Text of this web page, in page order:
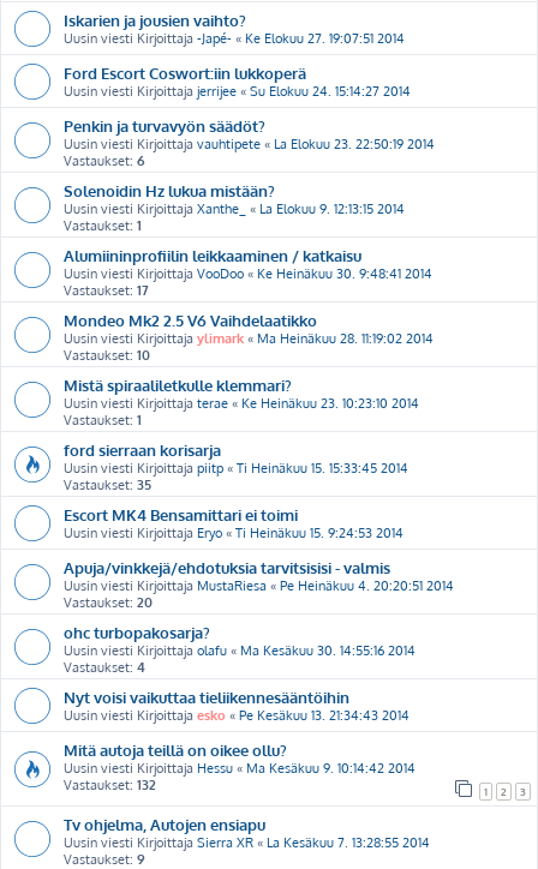
Iskarien ja jousien vaihto?
Uusin viesti Kirjoittaja -Japé- « Ke Elokuu 27. 19:07:51 2014
Ford Escort Coswort:iin lukkoperä
Uusin viesti Kirjoittaja jerrijee « Su Elokuu 24. 15:14:27 2014
Penkin ja turvavyön säädöt?
Uusin viesti Kirjoittaja vauhtipete « La Elokuu 23. 22:50:19 2014
Vastaukset: 6
Solenoidin Hz lukua mistään?
Uusin viesti Kirjoittaja Xanthe_ « La Elokuu 9. 12:13:15 2014
Vastaukset: 1
Alumiininprofiilin leikkaaminen / katkaisu
Uusin viesti Kirjoittaja VooDoo « Ke Heinäkuu 30. 9:48:41 2014
Vastaukset: 17
Mondeo Mk2 2.5 V6 Vaihdelaatikko
Uusin viesti Kirjoittaja ylimark « Ma Heinäkuu 28. 11:19:02 2014
Vastaukset: 10
Mistä spiraaliletkulle klemmari?
Uusin viesti Kirjoittaja terae « Ke Heinäkuu 23. 10:23:10 2014
Vastaukset: 1
ford sierraan korisarja
Uusin viesti Kirjoittaja piitp « Ti Heinäkuu 15. 15:33:45 2014
Vastaukset: 35
Escort MK4 Bensamittari ei toimi
Uusin viesti Kirjoittaja Eryo « Ti Heinäkuu 15. 9:24:53 2014
Apuja/vinkkejä/ehdotuksia tarvitsisisi - valmis
Uusin viesti Kirjoittaja MustaRiesa « Pe Heinäkuu 4. 20:20:51 2014
Vastaukset: 20
ohc turbopakosarja?
Uusin viesti Kirjoittaja olafu « Ma Kesäkuu 30. 14:55:16 2014
Vastaukset: 4
Nyt voisi vaikuttaa tieliikennesääntöihin
Uusin viesti Kirjoittaja esko « Pe Kesäkuu 13. 21:34:43 2014
Mitä autoja teillä on oikee ollu?
Uusin viesti Kirjoittaja Hessu « Ma Kesäkuu 9. 10:14:42 2014
Vastaukset: 132 1 2 3
Tv ohjelma, Autojen ensiapu
Uusin viesti Kirjoittaja Sierra XR « La Kesäkuu 7. 13:28:55 2014
Vastaukset: 9